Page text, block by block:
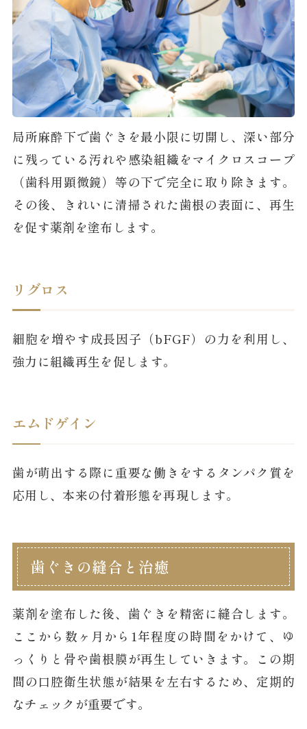
局所麻酔下で歯ぐきを最小限に切開し、深い部分
に残っている汚れや感染組織をマイクロスコープ
（歯科用顕微鏡）等の下で完全に取り除きます。
その後、きれいに清掃された歯根の表面に、再生
を促す薬剤を塗布します。
リグロス
細胞を増やす成長因子（bFGF）の力を利用し、
強力に組織再生を促します。
エムドゲイン
歯が萌出する際に重要な働きをするタンパク質を
応用し、本来の付着形態を再現します。
歯ぐきの縫合と治癒
薬剤を塗布した後、歯ぐきを精密に縫合します。
ここから数ヶ月から1年程度の時間をかけて、ゆ
っくりと骨や歯根膜が再生していきます。この期
間の口腔衛生状態が結果を左右するため、定期的
なチェックが重要です。